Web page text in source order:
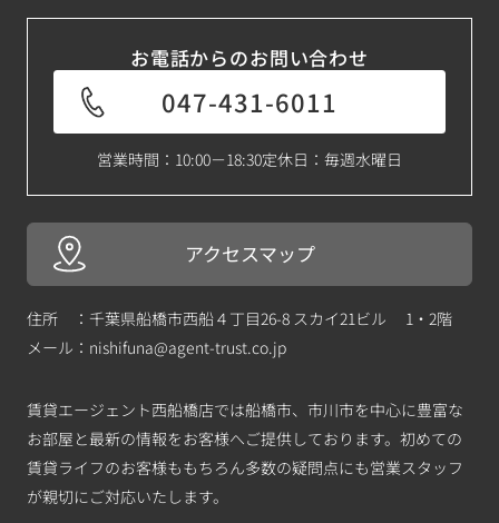
お電話からのお問い合わせ
047-431-6011
営業時間：10:00－18:30定休日：毎週水曜日
アクセスマップ
住所 ：千葉県船橋市西船４丁目26-8 スカイ21ビル 1・2階
メール： nishifuna@agent-trust.co.jp
賃貸エージェント西船橋店では船橋市、市川市を中心に豊富な
お部屋と最新の情報をお客様へご提供しております。初めての
賃貸ライフのお客様ももちろん多数の疑問点にも営業スタッフ
が親切にご対応いたします。